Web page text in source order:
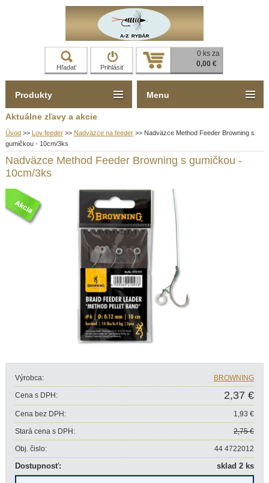
Hľadať Prihlásiť
0 ks za
0,00 €
Aktuálne zľavy a akcie
Úvod >> Lov feeder >> Nadväzce na feeder >> Nadväzce Method Feeder Browning s
gumičkou - 10cm/3ks
Nadväzce Method Feeder Browning s gumičkou -
10cm/3ks
Výrobca: BROWNING
Cena s DPH: 2,37 €
Cena bez DPH: 1,93 €
Stará cena s DPH: 2,75 €
Obj. čislo: 44 4722012
Dostupnosť: sklad 2 ks
Produkty Menu